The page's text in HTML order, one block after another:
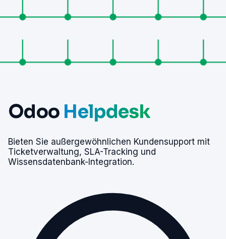
Odoo Helpdesk
Bieten Sie außergewöhnlichen Kundensupport mit
Ticketverwaltung, SLA-Tracking und
Wissensdatenbank-Integration.